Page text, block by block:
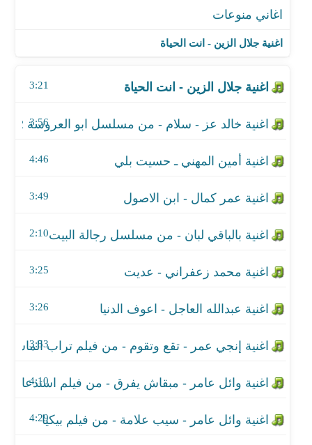
اغنية جلال الزين - انت الحياة
3:21
اغنية خالد عز - سلام - من مسلسل ابو العروسة 2
3:56
اغنية أمين المهني ـ حسيت بلي
4:46
3:49
2:10
3:25
اغنية عبدالله العاجل - اعوف الدنيا
3:26
اغنية إنجي عمر - تقع وتقوم - من فيلم تراب الماس
3:53
اغنية وائل عامر - مبقاش يفرق - من فيلم استدعاء
4:10
4:29
اغنية فارس حميدة - راجل فكلامي
اغنية ميريل مختار - حلق معي
اغنية فهد بلاسم - الجزيرة